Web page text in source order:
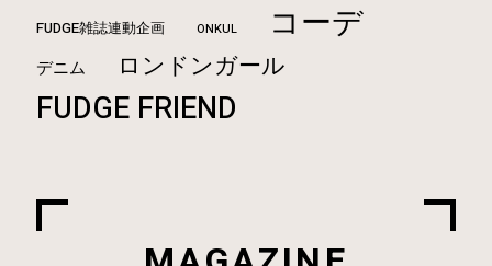
FUDGE雑誌連動企画 ONKUL コーデ
デニム ロンドンガール
FUDGE FRIEND